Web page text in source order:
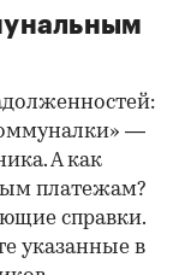
—
А как
платежам?
справки.
указанные в